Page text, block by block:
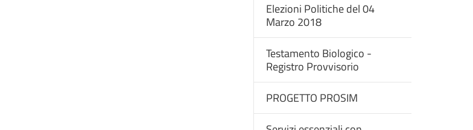
Elezioni Politiche del 04
Marzo 2018
Testamento Biologico -
Registro Provvisorio
PROGETTO PROSIM